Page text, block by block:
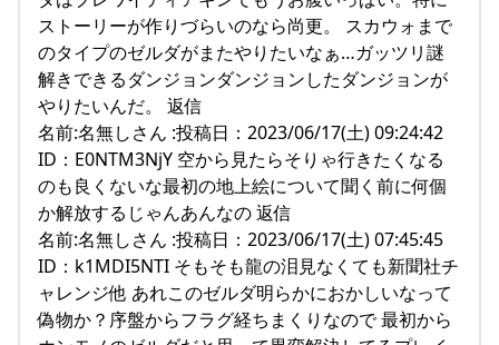
ストーリーが作りづらいのなら尚更。 スカウォまで
のタイプのゼルダがまたやりたいなぁ…ガッツリ謎
解きできるダンジョンダンジョンしたダンジョンが
やりたいんだ。 返信
名前:名無しさん :投稿日：2023/06/17(土) 09:24:42
ID：E0NTM3NjY 空から見たらそりゃ行きたくなる
のも良くないな最初の地上絵について聞く前に何個
か解放するじゃんあんなの 返信
名前:名無しさん :投稿日：2023/06/17(土) 07:45:45
ID：k1MDI5NTI そもそも龍の泪見なくても新聞社チ
ャレンジ他 あれこのゼルダ明らかにおかしいなって
偽物か？序盤からフラグ経ちまくりなので 最初から